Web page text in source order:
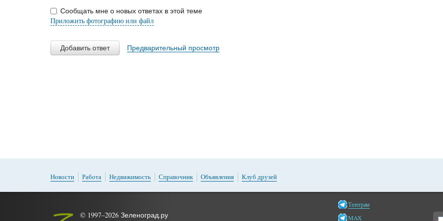
Сообщать мне о новых ответах в этой теме
Приложить фотографию или файл
Добавить ответ Предварительный просмотр
Новости Работа Недвижимость Справочник Объявления Клуб друзей
© 1997–2026 Зеленоград.ру
Телеграм
MAX